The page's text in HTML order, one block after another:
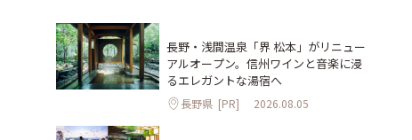
長野・浅間温泉「界 松本」がリニュー
アルオープン。信州ワインと音楽に浸
るエレガントな湯宿へ
長野県 [PR] 2026.08.05